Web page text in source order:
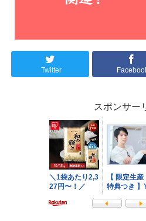
Twitter
スポンサー